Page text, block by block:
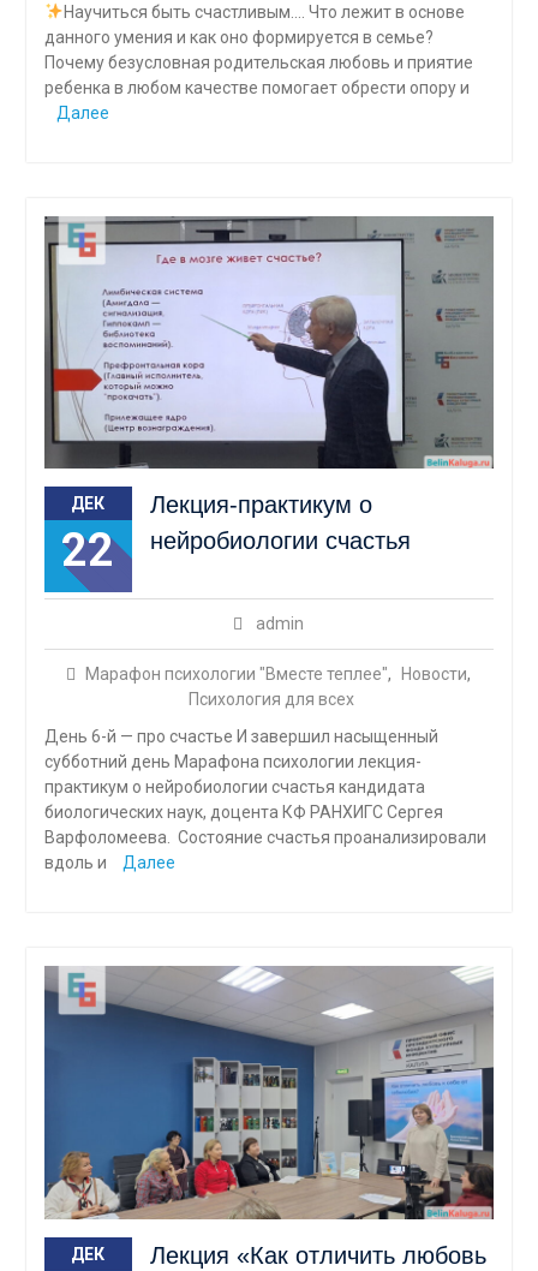
Научиться быть счастливым…. Что лежит в основе
данного умения и как оно формируется в семье?
Почему безусловная родительская любовь и приятие
ребенка в любом качестве помогает обрести опору и
Далее
ДЕК
22
Лекция-практикум о
нейробиологии счастья
admin
Марафон психологии "Вместе теплее", Новости,
Психология для всех
День 6-й — про счастье И завершил насыщенный
субботний день Марафона психологии лекция-
практикум о нейробиологии счастья кандидата
биологических наук, доцента КФ РАНХИГС Сергея
Варфоломеева. Состояние счастья проанализировали
вдоль и
Далее
ДЕК
Лекция «Как отличить любовь